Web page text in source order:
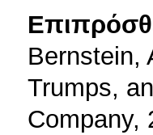
Bernstein,
Trumps,
Company,